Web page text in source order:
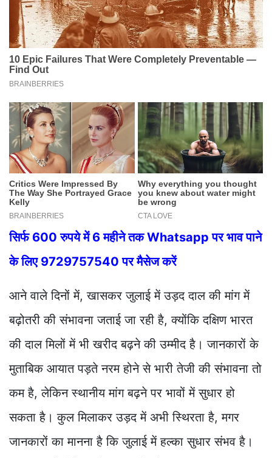
सिर्फ 600 रुपये में 6 महीने तक Whatsapp पर भाव पाने
के लिए 9729757540 पर मैसेज करें
आने वाले दिनों में, खासकर जुलाई में उड़द दाल की मांग में
बढ़ोतरी की संभावना जताई जा रही है, क्योंकि दक्षिण भारत
की दाल मिलों में भी खरीद बढ़ने की उम्मीद है। जानकारों के
मुताबिक आयात पड़ते नरम होने से भारी तेजी की संभावना तो
कम है, लेकिन स्थानीय मांग बढ़ने पर भावों में सुधार हो
सकता है। कुल मिलाकर उड़द में अभी स्थिरता है, मगर
जानकारों का मानना है कि जुलाई में हल्का सुधार संभव है।